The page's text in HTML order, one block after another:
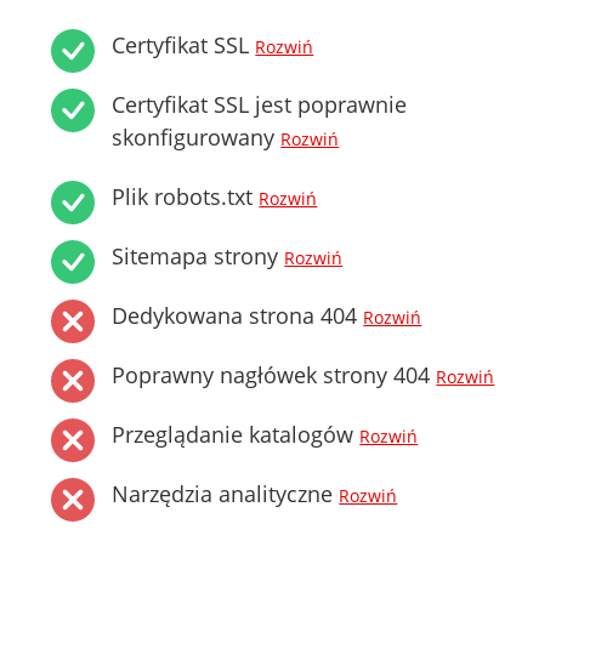
Certyfikat SSL Rozwiń
Certyfikat SSL jest poprawnie
skonfigurowany Rozwiń
Plik robots.txt Rozwiń
Sitemapa strony Rozwiń
Dedykowana strona 404 Rozwiń
Poprawny nagłówek strony 404 Rozwiń
Przeglądanie katalogów Rozwiń
Narzędzia analityczne Rozwiń